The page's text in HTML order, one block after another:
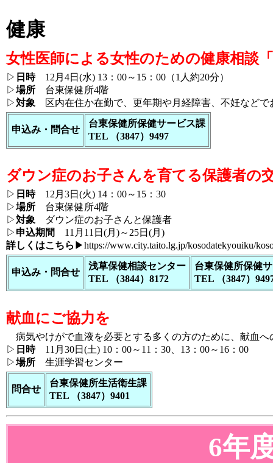
健康
女性医師による女性のための健康相談
▷ 日時12月4日(水) 13：00～15：00（1人約20分）
▷場所 台東保健所4階
▷対象 区内在住か在勤で、更年期や月経障害、不妊などで
申込み・問合せ
台東保健所保健サービス課
TEL （3847）9497
ダウン症のお子さんを育てる保護者の
▷ 日時12月3日(火) 14：00～15：30
▷場所 台東保健所4階
▷対象 ダウン症のお子さんと保護者
▷ 申込期間
11月11日(月)～25日(月)
詳しくはこちら ▶https://www.city.taito.lg.jp/kosodatekyouiku/
申込み・問合せ
浅草保健相談センター
TEL （3844）8172
台東保健所保健
TEL （3847）
献血にご協力を
病気やけがで血液を必要とする多くの方のために、献血
▷ 日時11月30日(土) 10：00～11：30、13：00～16：00
▷場所 生涯学習センター
問合せ
台東保健所生活衛生課
TEL （3847）9401
6年